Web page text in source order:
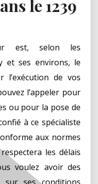
le 1239
est, selon les
et ses environs, le
l’exécution de vos
l’appeler pour
ou pour la pose de
à ce spécialiste
aux normes
les délais
voulez avoir des